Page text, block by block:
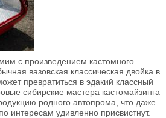
с произведением кастомного
вазовская классическая двойка в
превратиться в эдакий классный
сибирские мастера кастомайзинга
родного автопрома, что даже
интересам удивленно присвистнут.